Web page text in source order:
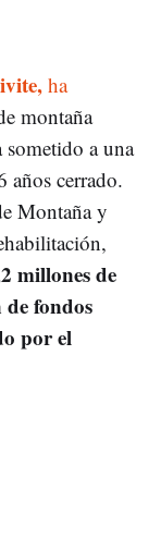
ha
montaña
sometido a una
años cerrado.
Montaña y
millones de
fondos
por el